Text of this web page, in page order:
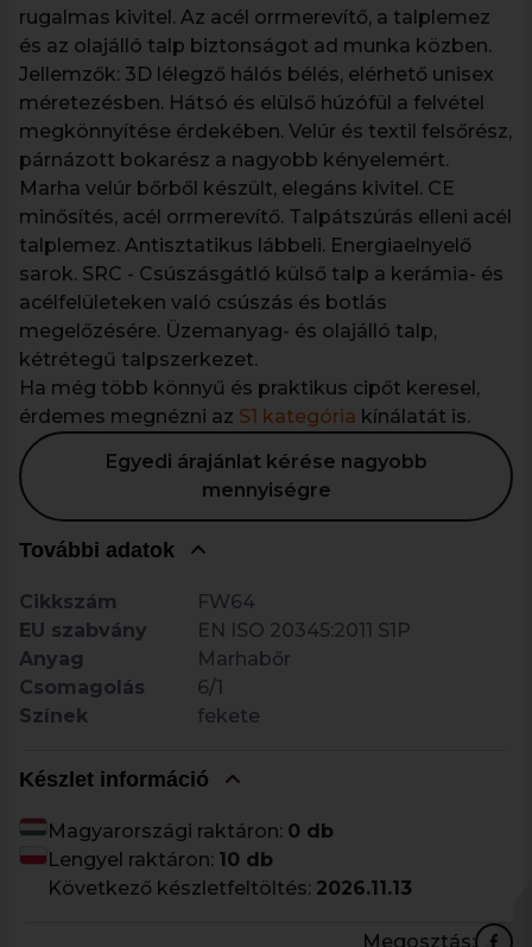
rugalmas kivitel. Az acél orrmerevítő, a talplemez
és az olajálló talp biztonságot ad munka közben.
Jellemzők: 3D lélegző hálós bélés, elérhető unisex
méretezésben. Hátsó és elülső húzófül a felvétel
megkönnyítése érdekében. Velúr és textil felsőrész,
párnázott bokarész a nagyobb kényelemért.
Marha velúr bőrből készült, elegáns kivitel. CE
minősítés, acél orrmerevítő. Talpátszúrás elleni acél
talplemez. Antisztatikus lábbeli. Energiaelnyelő
sarok. SRC - Csúszásgátló külső talp a kerámia- és
acélfelületeken való csúszás és botlás
megelőzésére. Üzemanyag- és olajálló talp,
kétrétegű talpszerkezet.
Ha még több könnyű és praktikus cipőt keresel,
érdemes megnézni az S1 kategória kínálatát is.
Egyedi árajánlat kérése nagyobb
mennyiségre
További adatok
Cikkszám
FW64
EU szabvány
EN ISO 20345:2011 S1P
Anyag
Marhabőr
Csomagolás
6/1
Színek
fekete
Készlet információ
Magyarországi raktáron: 0 db
Lengyel raktáron: 10 db
Következő készletfeltöltés: 2026.11.13
Megosztás: